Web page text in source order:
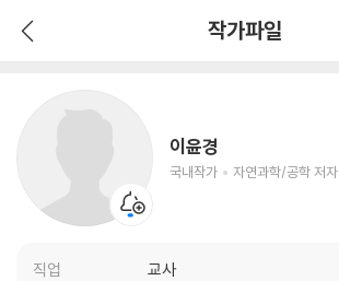
작가파일
이윤경
국내작가 자연과학/공학 저자
직업 교사
자연과학/공학 저자